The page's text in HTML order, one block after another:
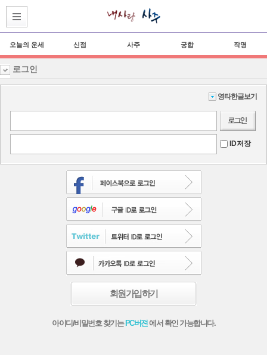
오늘의 운세 신점 사주 궁합 작명
로그인
영타한글보기
ID저장
회원가입하기
아이디/비밀번호 찾기는 PC버젼에서 확인 가능합니다.